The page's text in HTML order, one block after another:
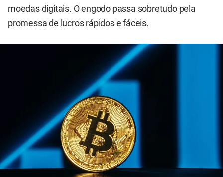
moedas digitais. O engodo passa sobretudo pela
promessa de lucros rápidos e fáceis.